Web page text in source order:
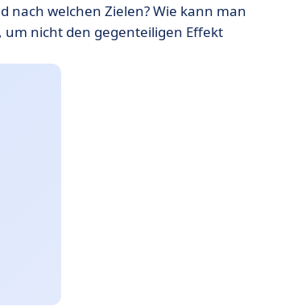
nach welchen Zielen? Wie kann man
um nicht den gegenteiligen Effekt